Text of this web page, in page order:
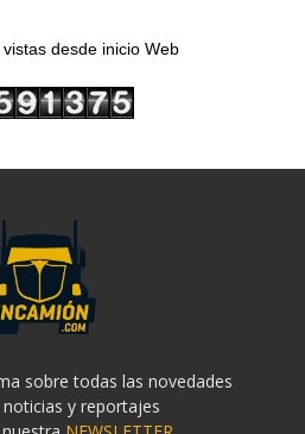
desde inicio Web
sobre todas las novedades
y reportajes